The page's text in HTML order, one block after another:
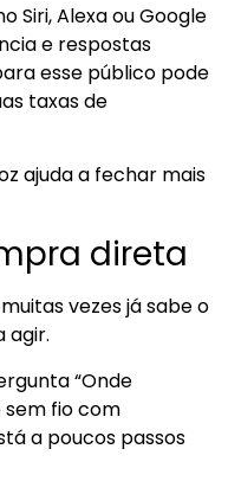
Siri, Alexa ou Google
e respostas
esse público pode
taxas de
ajuda a fechar mais
direta
vezes já sabe o
agir.
“Onde
fio com
a poucos passos